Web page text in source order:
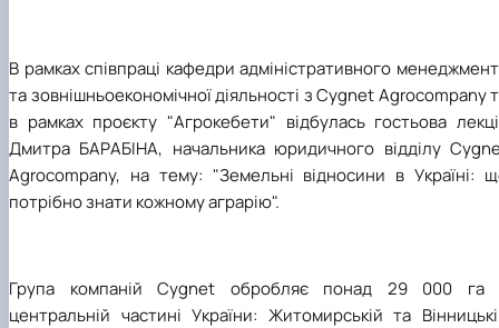
В рамках співпраці кафедри адміністративного
та зовнішньоекономічної діяльності з Cygnet Agrocompany
в рамках проєкту "Агрокебети" відбулась гостьова
Дмитра БАРАБІНА, начальника юридичного відділу
Agrocompany, на тему: "Земельні відносини в Україні:
потрібно знати кожному аграрію".
Група компаній Cygnet обробляє понад 29 000 га
центральній частині України: Житомирській та